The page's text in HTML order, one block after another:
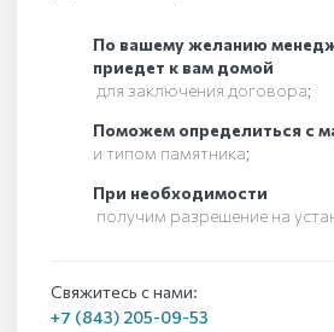
По вашему желанию
приедет к вам домой
для заключения договора;
Поможем определиться с
и типом памятника;
При необходимости
получим разрешение на
Свяжитесь с нами:
+7 (843) 205-09-53